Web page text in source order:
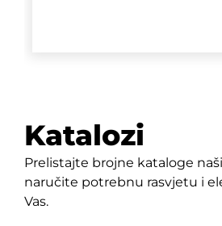
Katalozi
Prelistajte brojne kataloge
naručite potrebnu rasvjetu i
Vas.